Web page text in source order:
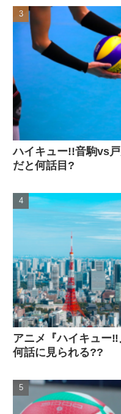
ハイキュー!!音駒vs
だと何話目?
アニメ『ハイキュー
何話に見られる??